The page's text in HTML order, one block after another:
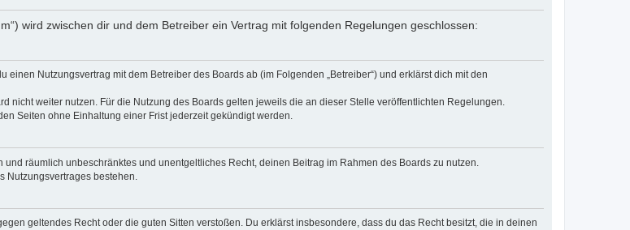
wird zwischen dir und dem Betreiber ein Vertrag mit folgenden Regelungen geschlossen:
einen Nutzungsvertrag mit dem Betreiber des Boards ab (im Folgenden „Betreiber“) und erklärst dich mit den
nicht weiter nutzen. Für die Nutzung des Boards gelten jeweils die an dieser Stelle veröffentlichten Regelungen.
Seiten ohne Einhaltung einer Frist jederzeit gekündigt werden.
räumlich unbeschränktes und unentgeltliches Recht, deinen Beitrag im Rahmen des Boards zu nutzen.
Nutzungsvertrages bestehen.
geltendes Recht oder die guten Sitten verstoßen. Du erklärst insbesondere, dass du das Recht besitzt, die in deinen